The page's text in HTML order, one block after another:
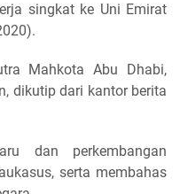
singkat ke Uni Emirat
Mahkota Abu Dhabi,
dikutip dari kantor berita
dan perkembangan
serta membahas